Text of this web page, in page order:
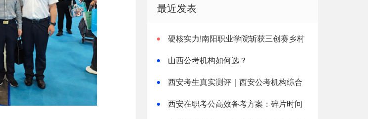
最近发表
硬核实力!南阳职业学院斩获三创赛乡村
山西公考机构如何选？
西安考生真实测评｜西安公考机构综合
西安在职考公高效备考方案：碎片时间